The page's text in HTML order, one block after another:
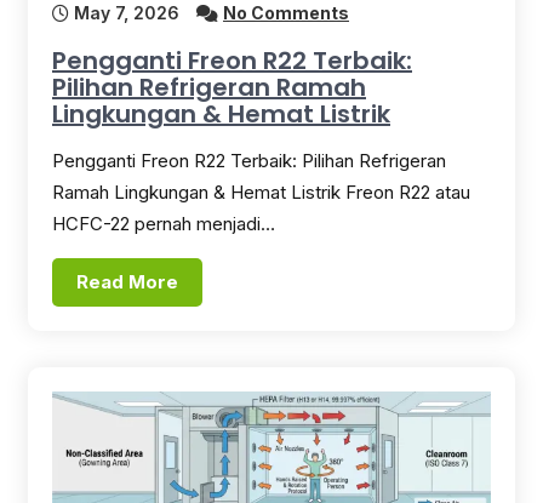
May 7, 2026 No Comments
Pengganti Freon R22 Terbaik:
Pilihan Refrigeran Ramah
Lingkungan & Hemat Listrik
Pengganti Freon R22 Terbaik: Pilihan Refrigeran
Ramah Lingkungan & Hemat Listrik Freon R22 atau
HCFC-22 pernah menjadi…
Read More